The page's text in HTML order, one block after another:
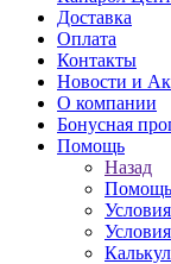
Доставка
Оплата
Контакты
Новости и
О компании
Бонусная
Помощь
Назад
Помощь